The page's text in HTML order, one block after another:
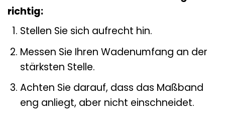
richtig:
Stellen Sie sich aufrecht hin.
Messen Sie Ihren Wadenumfang an der
stärksten Stelle.
Achten Sie darauf, dass das Maßband
eng anliegt, aber nicht einschneidet.